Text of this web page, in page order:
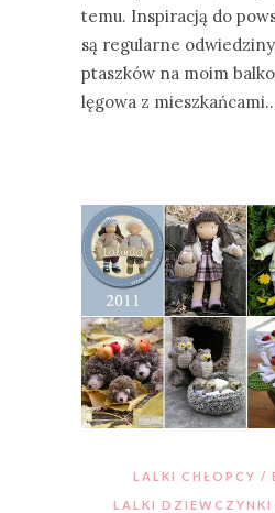
temu. Inspiracją do
są regularne
ptaszków na moim
lęgowa z
LALKI CHŁOPCY /
LALKI DZIEWCZYNKI